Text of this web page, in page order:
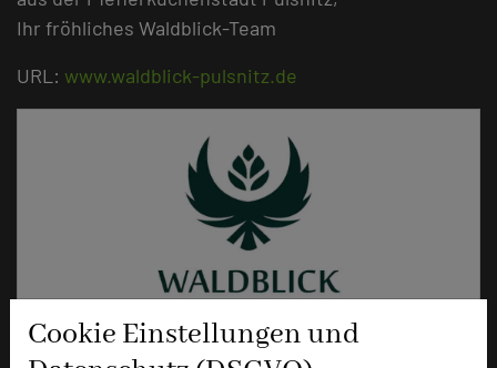
Cookie Einstellungen und
Ihr fröhliches Waldblick-Team
URL: www.waldblick-pulsnitz.de